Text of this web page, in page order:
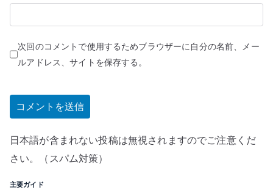
次回のコメントで使用するためブラウザーに自分の名前、メー
ルアドレス、サイトを保存する。
日本語が含まれない投稿は無視されますのでご注意くだ
さい。（スパム対策）
主要ガイド